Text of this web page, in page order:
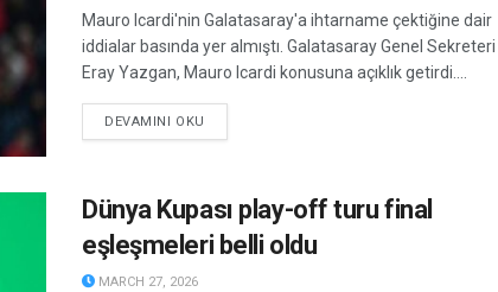
Mauro Icardi'nin Galatasaray'a ihtarname çektiğine dair
iddialar basında yer almıştı. Galatasaray Genel Sekreteri
Eray Yazgan, Mauro Icardi konusuna açıklık getirdi....
DEVAMINI OKU
Dünya Kupası play-off turu final
eşleşmeleri belli oldu
MARCH 27, 2026